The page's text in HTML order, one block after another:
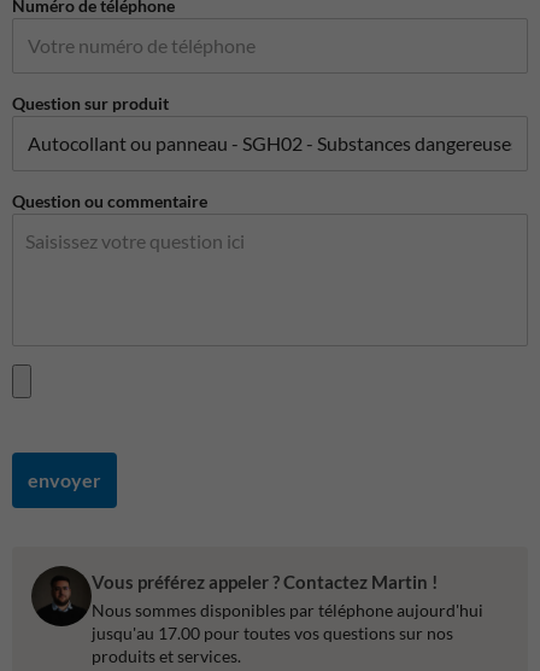
Numéro de téléphone
Question sur produit
Question ou commentaire
envoyer
Vous préférez appeler ? Contactez Martin !
Nous sommes disponibles par téléphone aujourd'hui
jusqu'au 17.00 pour toutes vos questions sur nos
produits et services.